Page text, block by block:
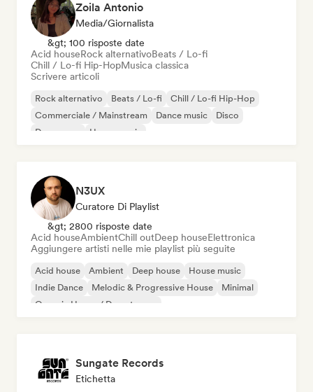
Zoila Antonio
Media/Giornalista
&gt; 100 risposte date
Acid houseRock alternativoBeats / Lo-fi
Chill / Lo-fi Hip-HopMusica classica
Scrivere articoli
Rock alternativo Beats / Lo-fi
Chill / Lo-fi Hip-Hop
Commerciale / Mainstream
Dance music
Disco
Dream pop
House music
N3UX
Curatore Di Playlist
&gt; 2800 risposte date
Acid houseAmbientChill outDeep houseElettronica
Aggiungere artisti nelle mie playlist più seguite
Acid house Ambient Deep house
House music
Indie Dance
Melodic & Progressive House
Minimal
Organic House / Downtempo
Sungate Records
Etichetta